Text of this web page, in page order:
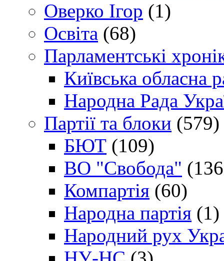
Оверко Ігор (1)
Освіта (68)
Парламентські
Київська обласна
Народна Рада
Партії та блоки (579)
БЮТ (109)
ВО "Свобода"
Компартія (60)
Народна партія (1)
Народний рух